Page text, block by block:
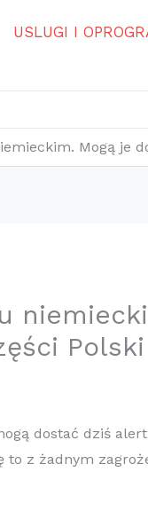
USLUGI I
Mogą je
Polski
dostać dziś
to z żadnym